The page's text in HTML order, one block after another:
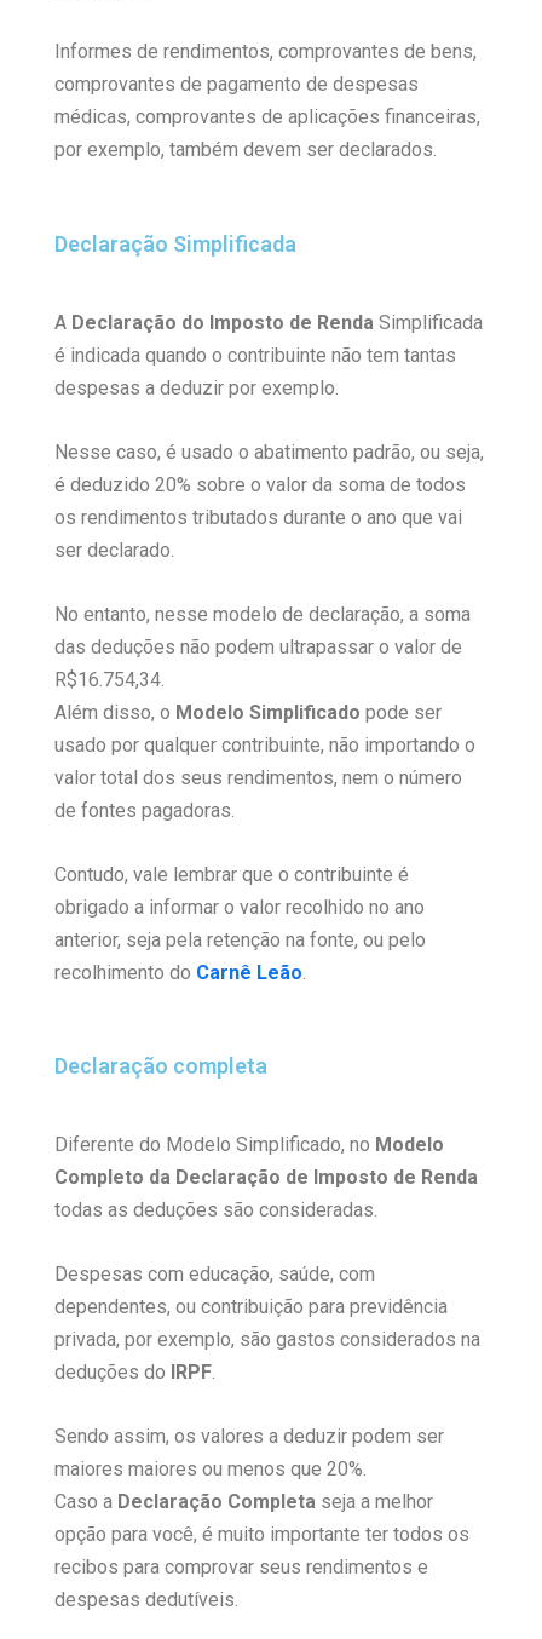
Informes de rendimentos, comprovantes de bens,
comprovantes de pagamento de despesas
médicas, comprovantes de aplicações financeiras,
por exemplo, também devem ser declarados.
Declaração Simplificada
A Declaração do Imposto de Renda Simplificada
é indicada quando o contribuinte não tem tantas
despesas a deduzir por exemplo.
Nesse caso, é usado o abatimento padrão, ou seja,
é deduzido 20% sobre o valor da soma de todos
os rendimentos tributados durante o ano que vai
ser declarado.
No entanto, nesse modelo de declaração, a soma
das deduções não podem ultrapassar o valor de
R$16.754,34.
Além disso, o Modelo Simplificado pode ser
usado por qualquer contribuinte, não importando o
valor total dos seus rendimentos, nem o número
de fontes pagadoras.
Contudo, vale lembrar que o contribuinte é
obrigado a informar o valor recolhido no ano
anterior, seja pela retenção na fonte, ou pelo
recolhimento do Carnê Leão.
Declaração completa
Diferente do Modelo Simplificado, no Modelo
Completo da Declaração de Imposto de Renda
todas as deduções são consideradas.
Despesas com educação, saúde, com
dependentes, ou contribuição para previdência
privada, por exemplo, são gastos considerados na
deduções do IRPF.
Sendo assim, os valores a deduzir podem ser
maiores maiores ou menos que 20%.
Caso a Declaração Completa seja a melhor
opção para você, é muito importante ter todos os
recibos para comprovar seus rendimentos e
despesas dedutíveis.